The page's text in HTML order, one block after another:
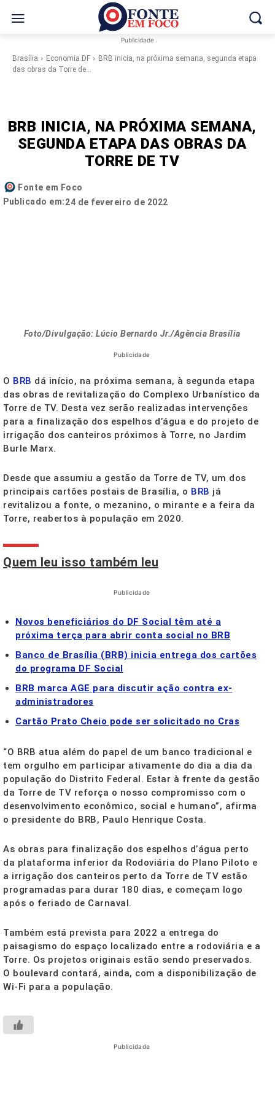
Publicidade
Brasília Economia DF
BRB inicia, na próxima semana, segunda etapa
das obras da Torre de...
BRB INICIA, NA PRÓXIMA SEMANA,
SEGUNDA ETAPA DAS OBRAS DA
TORRE DE TV
Fonte em Foco
Publicado em:24 de fevereiro de 2022
Foto/Divulgação: Lúcio Bernardo Jr./Agência Brasília
Publicidade
O BRB dá início, na próxima semana, à segunda etapa
das obras de revitalização do Complexo Urbanístico da
Torre de TV. Desta vez serão realizadas intervenções
para a finalização dos espelhos d’água e do projeto de
irrigação dos canteiros próximos à Torre, no Jardim
Burle Marx.
Desde que assumiu a gestão da Torre de TV, um dos
principais cartões postais de Brasília, o BRB já
revitalizou a fonte, o mezanino, o mirante e a feira da
Torre, reabertos à população em 2020.
Quem leu isso também leu
Publicidade
Novos beneficiários do DF Social têm até a
próxima terça para abrir conta social no BRB
Banco de Brasília (BRB) inicia entrega dos cartões
do programa DF Social
BRB marca AGE para discutir ação contra ex-
administradores
Cartão Prato Cheio pode ser solicitado no Cras
“O BRB atua além do papel de um banco tradicional e
tem orgulho em participar ativamente do dia a dia da
população do Distrito Federal. Estar à frente da gestão
da Torre de TV reforça o nosso compromisso com o
desenvolvimento econômico, social e humano”, afirma
o presidente do BRB, Paulo Henrique Costa.
As obras para finalização dos espelhos d’água perto
da plataforma inferior da Rodoviária do Plano Piloto e
a irrigação dos canteiros perto da Torre de TV estão
programadas para durar 180 dias, e começam logo
após o feriado de Carnaval.
Também está prevista para 2022 a entrega do
paisagismo do espaço localizado entre a rodoviária e a
Torre. Os projetos originais estão sendo preservados.
O boulevard contará, ainda, com a disponibilização de
Wi-Fi para a população.
Publicidade